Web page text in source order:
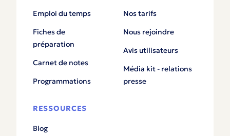
Emploi du temps
Fiches de
préparation
Carnet de notes
Programmations
Nos tarifs
Nous rejoindre
Avis utilisateurs
Média kit - relations
presse
RESSOURCES
Blog